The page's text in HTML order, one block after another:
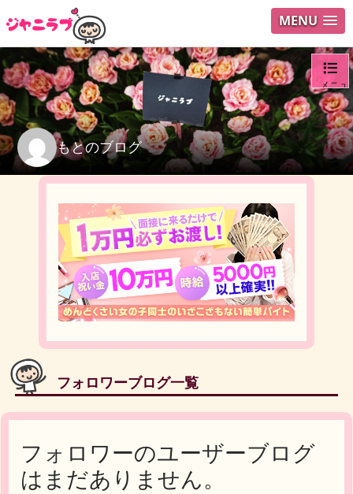
MENU
もとのブログ
メニュ
ログイ
フォロワーブログ一覧
フォロワーのユーザーブログ
はまだありません。